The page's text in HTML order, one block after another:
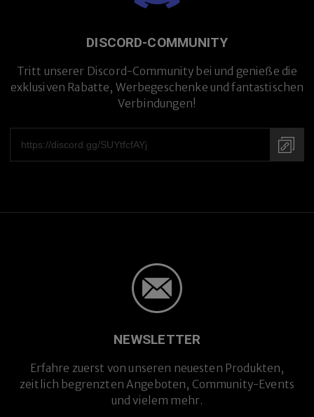
DISCORD-COMMUNITY
Tritt unserer Discord-Community bei und genieße die
exklusiven Rabatte, Werbegeschenke und fantastischen
Verbindungen!
NEWSLETTER
Erfahre zuerst von unseren neuesten Produkten,
zeitlich begrenzten Angeboten, Community-Events
und vielem mehr.